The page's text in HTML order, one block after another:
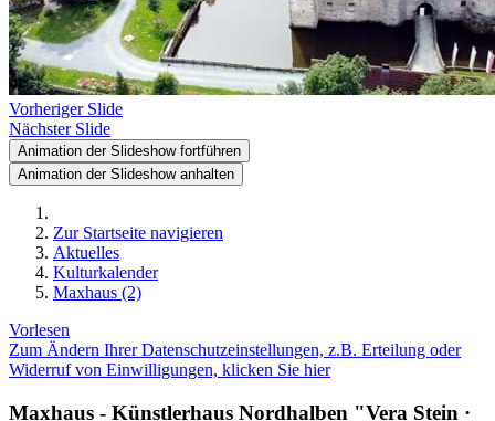
Vorheriger Slide
Nächster Slide
Animation der Slideshow fortführen
Animation der Slideshow anhalten
Zur Startseite navigieren
Aktuelles
Kulturkalender
Maxhaus (2)
Vorlesen
Zum Ändern Ihrer Datenschutzeinstellungen, z.B. Erteilung oder
Widerruf von Einwilligungen, klicken Sie hier
Maxhaus - Künstlerhaus Nordhalben "Vera Stein ·